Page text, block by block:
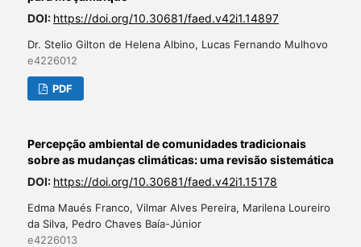
DOI: https://doi.org/10.30681/faed.v42i1.14897
Dr. Stelio Gilton de Helena Albino, Lucas Fernando Mulhovo
e4226012
PDF
Percepção ambiental de comunidades tradicionais
sobre as mudanças climáticas: uma revisão sistemática
DOI: https://doi.org/10.30681/faed.v42i1.15178
Edma Maués Franco, Vilmar Alves Pereira, Marilena Loureiro
da Silva, Pedro Chaves Baía-Júnior
e4226013